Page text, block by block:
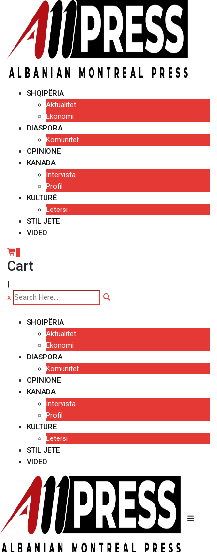
SHQIPËRIA
Aktualitet
Ekonomi
DIASPORA
Komunitet
OPINIONE
KANADA
Intervista
Profil
KULTURË
Letërsi
STIL JETE
VIDEO
Cart
|
x
SHQIPËRIA
Aktualitet
Ekonomi
DIASPORA
Komunitet
OPINIONE
KANADA
Intervista
Profil
KULTURË
Letërsi
STIL JETE
VIDEO